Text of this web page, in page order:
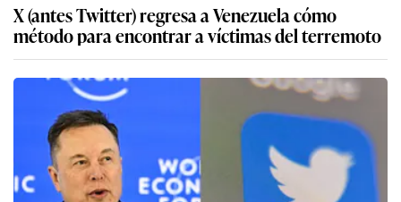
X (antes Twitter) regresa a Venezuela cómo
método para encontrar a víctimas del terremoto